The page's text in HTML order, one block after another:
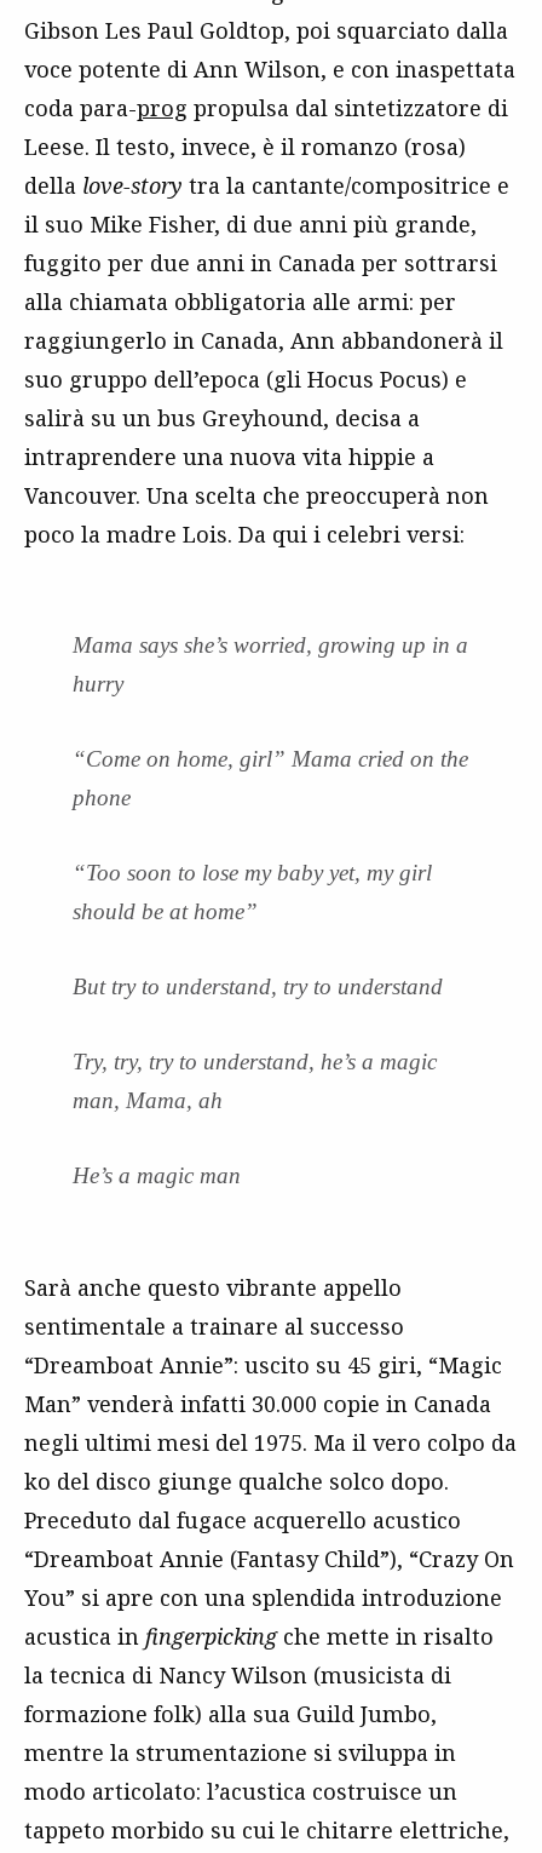
Gibson Les Paul Goldtop, poi squarciato dalla
voce potente di Ann Wilson, e con inaspettata
coda para-prog propulsa dal sintetizzatore di
Leese. Il testo, invece, è il romanzo (rosa)
della love-story tra la cantante/compositrice e
il suo Mike Fisher, di due anni più grande,
fuggito per due anni in Canada per sottrarsi
alla chiamata obbligatoria alle armi: per
raggiungerlo in Canada, Ann abbandonerà il
suo gruppo dell’epoca (gli Hocus Pocus) e
salirà su un bus Greyhound, decisa a
intraprendere una nuova vita hippie a
Vancouver. Una scelta che preoccuperà non
poco la madre Lois. Da qui i celebri versi:
Mama says she’s worried, growing up in a
hurry
“Come on home, girl” Mama cried on the
phone
“Too soon to lose my baby yet, my girl
should be at home”
But try to understand, try to understand
Try, try, try to understand, he’s a magic
man, Mama, ah
He’s a magic man
Sarà anche questo vibrante appello
sentimentale a trainare al successo
“Dreamboat Annie”: uscito su 45 giri, “Magic
Man” venderà infatti 30.000 copie in Canada
negli ultimi mesi del 1975. Ma il vero colpo da
ko del disco giunge qualche solco dopo.
Preceduto dal fugace acquerello acustico
“Dreamboat Annie (Fantasy Child”), “Crazy On
You” si apre con una splendida introduzione
acustica in fingerpickingche mette in risalto
la tecnica di Nancy Wilson (musicista di
formazione folk) alla sua Guild Jumbo,
mentre la strumentazione si sviluppa in
modo articolato: l’acustica costruisce un
tappeto morbido su cui le chitarre elettriche,